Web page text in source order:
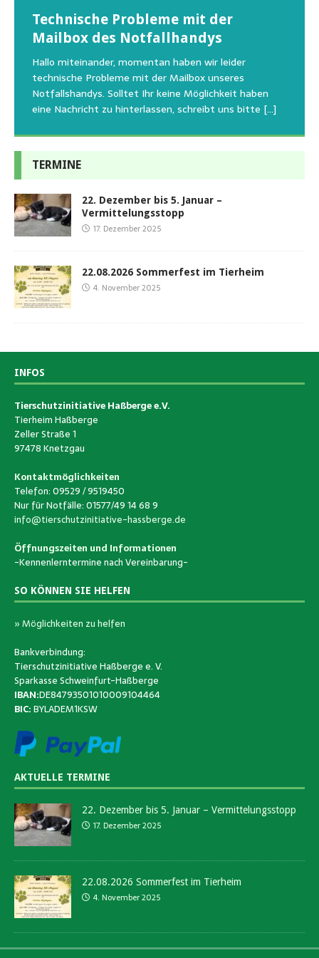
Technische Probleme mit der
Mailbox des Notfallhandys
Hallo miteinander, momentan haben wir leider
technische Probleme mit der Mailbox unseres
Notfallshandys. Solltet Ihr keine Möglichkeit haben
eine Nachricht zu hinterlassen, schreibt uns bitte […]
Beginn der Wildtierrettung
Aus aktuellem Anlass weisen wir darauf hin, dass die
Tierschutzinitiative Haßberge natürlich, wie auch in
den letzten 20 Jahren, immer noch für alle verwaisten
oder[…]
22.08.2026 Sommerfest im Tierheim
Wir bitten um Verständnis, dass am Tag vom
Sommerfest das Hundehaus zum Schutz unserer Tiere
geschlossen bleibt.Viele unserer Hunde erleben einen
emotionalen Stress bei Begegnung[…]
Wunschzettel unserer Fellnasen
Regelmäßig bekommen wir liebe Anfragen, wie man
uns am Besten unterstützen kann. Natürlich ziehen
die gesteigerten Kosten auch uns so richtig in die Knie
und[…]
TERMINE
22. Dezember bis 5. Januar –
Vermittelungsstopp
17. Dezember 2025
22.08.2026 Sommerfest im Tierheim
4. November 2025
INFOS
Tierschutzinitiative Haßberge e.V.
Tierheim Haßberge
Zeller Straße 1
97478 Knetzgau
Kontaktmöglichkeiten
Telefon: 09529 / 9519450
Nur für Notfälle: 01577/49 14 68 9
info@tierschutzinitiative-hassberge.de
Öffnungszeiten und Informationen
-Kennenlerntermine nach Vereinbarung-
SO KÖNNEN SIE HELFEN
» Möglichkeiten zu helfen
Bankverbindung:
Tierschutzinitiative Haßberge e. V.
Sparkasse Schweinfurt-Haßberge
IBAN:DE84793501010009104464
BIC:BYLADEM1KSW
AKTUELLE TERMINE
22. Dezember bis 5. Januar – Vermittelungsstopp
17. Dezember 2025
22.08.2026 Sommerfest im Tierheim
4. November 2025